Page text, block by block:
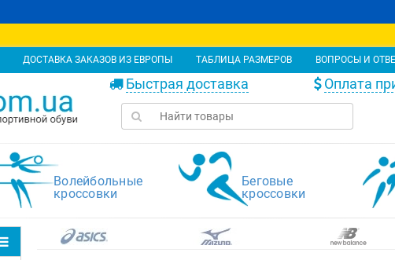
ДОСТАВКА ЗАКАЗОВ ИЗ ЕВРОПЫ ТАБЛИЦА РАЗМЕРОВ ВОПРОСЫ И
Быстрая доставка Оплата
Волейбольные
кроссовки
Беговые
кроссовки